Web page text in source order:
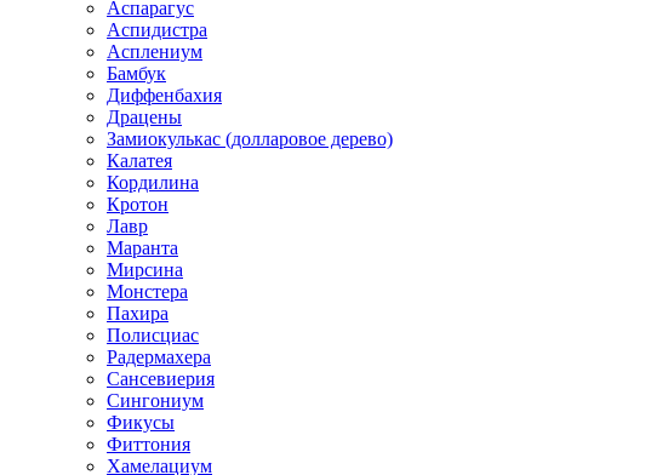
Аспарагус
Аспидистра
Асплениум
Бамбук
Диффенбахия
Драцены
Замиокулькас (долларовое дерево)
Калатея
Кордилина
Кротон
Лавр
Маранта
Мирсина
Монстера
Пахира
Полисциас
Радермахера
Сансевиерия
Сингониум
Фикусы
Фиттония
Хамелациум